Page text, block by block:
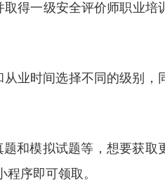
得一级安全评价师职业培
业时间选择不同的级别，
和模拟试题等，想要获取
程序即可领取。